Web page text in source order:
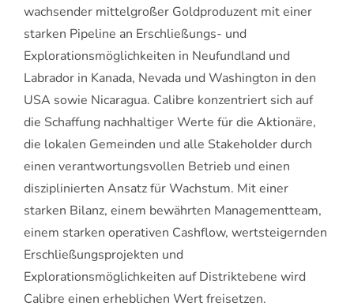
wachsender mittelgroßer Goldproduzent mit einer
starken Pipeline an Erschließungs- und
Explorationsmöglichkeiten in Neufundland und
Labrador in Kanada, Nevada und Washington in den
USA sowie Nicaragua. Calibre konzentriert sich auf
die Schaffung nachhaltiger Werte für die Aktionäre,
die lokalen Gemeinden und alle Stakeholder durch
einen verantwortungsvollen Betrieb und einen
disziplinierten Ansatz für Wachstum. Mit einer
starken Bilanz, einem bewährten Managementteam,
einem starken operativen Cashflow, wertsteigernden
Erschließungsprojekten und
Explorationsmöglichkeiten auf Distriktebene wird
Calibre einen erheblichen Wert freisetzen.